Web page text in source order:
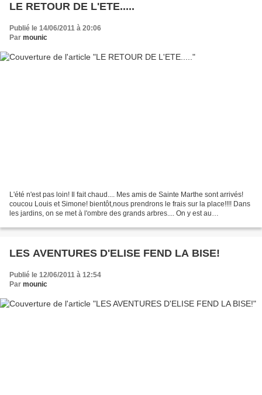
LE RETOUR DE L'ETE.....
Publié le 14/06/2011 à 20:06
Par mounic
L'été n'est pas loin! Il fait chaud.... Mes amis de Sainte Marthe sont arrivés!
coucou Louis et Simone! bientôt,nous prendrons le frais sur la place!!!! Dans
les jardins, on se met à l'ombre des grands arbres.... On y est au
LES AVENTURES D'ELISE FEND LA BISE!
Publié le 12/06/2011 à 12:54
Par mounic